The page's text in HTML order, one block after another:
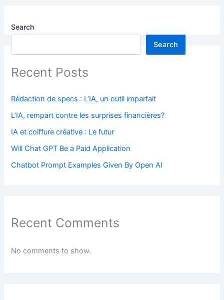
Search
Search
Recent Posts
Rédaction de specs : L’IA, un outil imparfait
L’IA, rempart contre les surprises financières?
IA et coiffure créative : Le futur
Will Chat GPT Be a Paid Application
Chatbot Prompt Examples Given By Open AI
Recent Comments
No comments to show.